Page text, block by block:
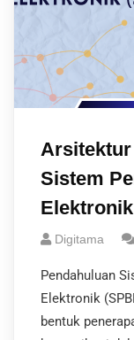
Arsitektur
Sistem
Digitama
Pendahuluan
Elektronik
bentuk